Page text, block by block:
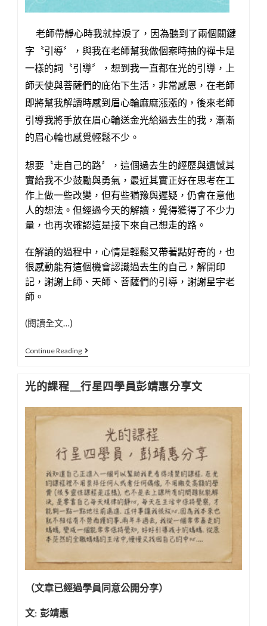
老師帶靜心時我就掉淚了，因為聽到了兩個關鍵
字〝引導〞，與我在老師幫我做個案時抽的禪卡是
一樣的詞〝引導〞，想到我一直都在光的引導，上
師天使與菩薩們的庇佑下生活，非常感恩，在老師
即將幫我解讀時感到眉心輪麻麻漲漲的，後來老師
引導我將手放在眉心輪送金光給過去生的我，漸漸
的眉心輪也感覺輕鬆不少。
想要〝走自己的路〞，這個過去生的經歷與遺憾其
實給我不少鼓勵與勇氣，最近其實正好在思考在工
作上做一些改變，但有些猶豫與遲疑，仍會在意他
人的想法。但經過今天的解讀，覺得獲得了不少力
量，也再次確認這是接下來自己想走的路。
在解讀的過程中，心情是輕鬆又帶著點好奇的，也
很感動能有這個機會認識過去生的自己，解開印
記，謝謝上師、天師、菩薩們的引導，謝謝星宇老
師。
(閱讀全文…)
Continue Reading
光
圖
騰
一
作
坊
～
學
員
回
饋
光的課程＿行星四學員彭靖惠分享文
（文章已經過學員同意公開分享）
文: 彭靖惠